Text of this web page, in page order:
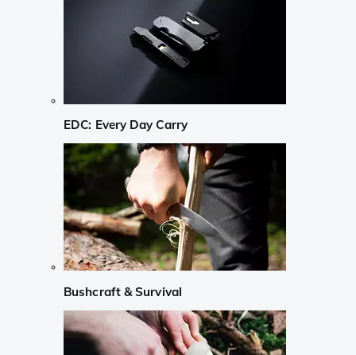
EDC: Every Day Carry
Bushcraft & Survival